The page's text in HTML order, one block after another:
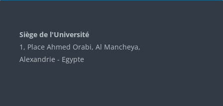
Siège de l'Université
1, Place Ahmed Orabi, Al Mancheya,
Alexandrie - Egypte